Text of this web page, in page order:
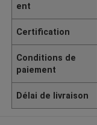
ent
Certification
Conditions de
paiement
Délai de livraison